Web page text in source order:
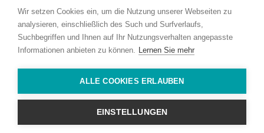
© 1993 - 2026 Verwertungs- und Vertriebsgesellschaft GmbH
Wir setzen Cookies ein, um die Nutzung unserer Webseiten zu
analysieren, einschließlich des Such und Surfverlaufs,
Suchbegriffen und Ihnen auf Ihr Nutzungsverhalten angepasste
Informationen anbieten zu können. Lernen Sie mehr
ALLE COOKIES ERLAUBEN
EINSTELLUNGEN